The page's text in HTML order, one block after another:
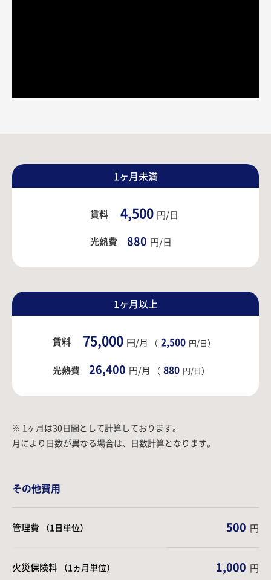
1ヶ月未満
賃料 4,500 円/日
光熱費
880 円/日
1ヶ月以上
賃料 75,000 円/月 （ 2,500 円/日）
光熱費 26,400 円/月 （ 880 円/日）
※ 1ヶ月は30日間として計算しております。
月により日数が異なる場合は、日数計算となります。
その他費用
管理費 （1日単位） 500 円
火災保険料 （1ヵ月単位） 1,000 円